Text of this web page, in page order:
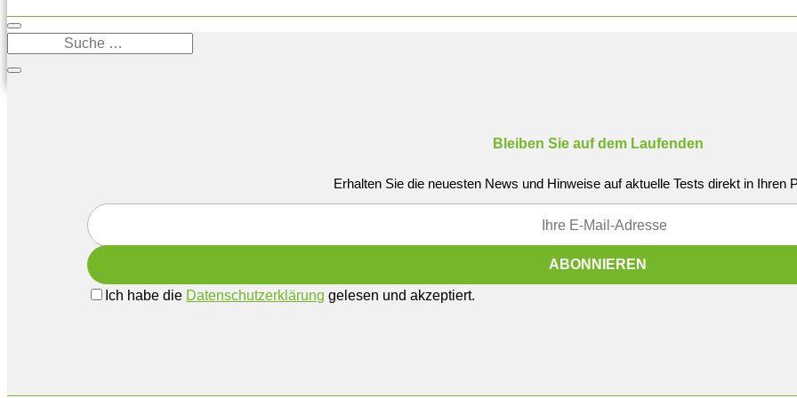
Bleiben Sie auf dem Laufenden
Erhalten Sie die neuesten News und Hinweise auf aktuelle Tests direkt in Ihren
Ich habe die Datenschutzerklärung gelesen und akzeptiert.